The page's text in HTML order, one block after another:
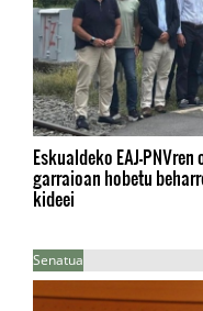
Eskualdeko EAJ-
garraioan hobetu
kideei
Senatua